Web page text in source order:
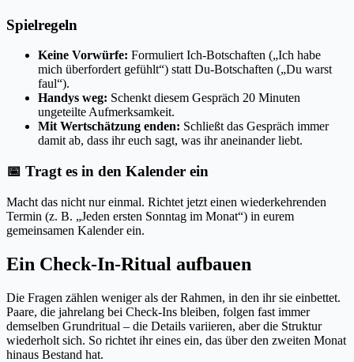
Spielregeln
Keine Vorwürfe: Formuliert Ich-Botschaften („Ich habe
mich überfordert gefühlt“) statt Du-Botschaften („Du warst
faul“).
Handys weg: Schenkt diesem Gespräch 20 Minuten
ungeteilte Aufmerksamkeit.
Mit Wertschätzung enden: Schließt das Gespräch immer
damit ab, dass ihr euch sagt, was ihr aneinander liebt.
📅 Tragt es in den Kalender ein
Macht das nicht nur einmal. Richtet jetzt einen wiederkehrenden
Termin (z. B. „Jeden ersten Sonntag im Monat“) in eurem
gemeinsamen Kalender ein.
Ein Check-In-Ritual aufbauen
Die Fragen zählen weniger als der Rahmen, in den ihr sie einbettet.
Paare, die jahrelang bei Check-Ins bleiben, folgen fast immer
demselben Grundritual – die Details variieren, aber die Struktur
wiederholt sich. So richtet ihr eines ein, das über den zweiten Monat
hinaus Bestand hat.